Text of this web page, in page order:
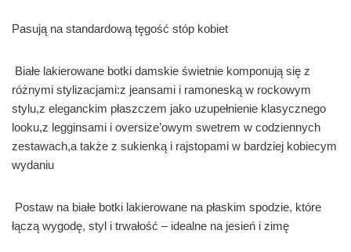
Pasują na standardową tęgość stóp kobiet
Białe lakierowane botki damskie świetnie komponują się z
różnymi stylizacjami:z jeansami i ramoneską w rockowym
stylu,z eleganckim płaszczem jako uzupełnienie klasycznego
looku,z legginsami i oversize’owym swetrem w codziennych
zestawach,a także z sukienką i rajstopami w bardziej kobiecym
wydaniu
Postaw na białe botki lakierowane na płaskim spodzie, które
łączą wygodę, styl i trwałość – idealne na jesień i zimę